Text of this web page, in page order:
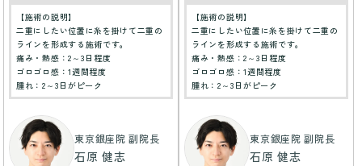
【施術の説明】
二重にしたい位置に糸を掛けて二重の
ラインを形成する施術です。
痛み・熱感：2～3日程度
ゴロゴロ感：1週間程度
腫れ：2～3日がピーク
東京銀座院 副院長
石原 健志
【施術の説明】
二重にしたい位置に糸を掛けて二重の
ラインを形成する施術です。
痛み・熱感：2～3日程度
ゴロゴロ感：1週間程度
腫れ：2～3日がピーク
東京銀座院 副院長
石原 健志